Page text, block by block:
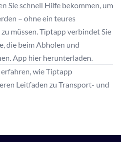
Sie schnell Hilfe bekommen, um
– ohne ein teures
müssen. Tiptapp verbindet Sie
die beim Abholen und
App hier herunterladen.
wie Tiptapp
Leitfaden zu Transport- und